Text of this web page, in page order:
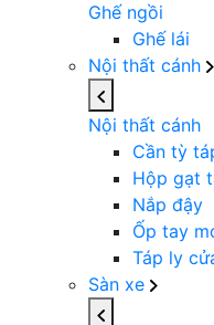
Ghế ngồi
Ghế lái
Nội thất cánh
Nội thất cánh
Cần tỳ
Hộp gạt
Nắp đậy
Ốp tay
Táp ly
Sàn xe